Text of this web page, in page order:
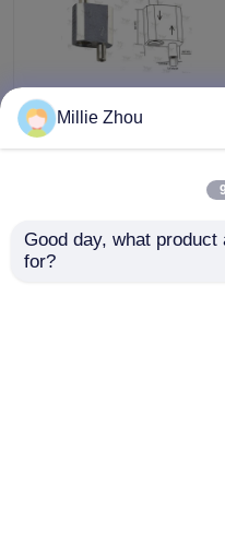
Kolben-Durchmesser
des Rückauslösekabel-
Beleuchtungssysteme
Millie Zhou
Good day, what product
for?